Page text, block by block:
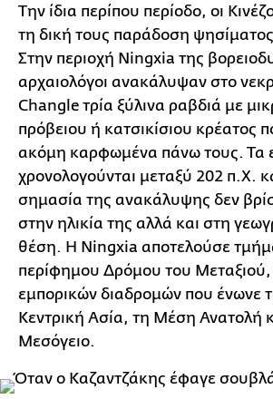
Την ίδια περίπου περίοδο, οι
τη δική τους παράδοση
Στην περιοχή Ningxia της
αρχαιολόγοι ανακάλυψαν στο
Changle τρία ξύλινα ραβδιά με
πρόβειου ή κατσικίσιου κρέατος
ακόμη καρφωμένα πάνω τους. Τα
χρονολογούνται μεταξύ 202 π.Χ.
σημασία της ανακάλυψης δεν
στην ηλικία της αλλά και στη
θέση. Η Ningxia αποτελούσε
περίφημου Δρόμου του Μεταξιού,
εμπορικών διαδρομών που ένωνε
Κεντρική Ασία, τη Μέση Ανατολή
Μεσόγειο.